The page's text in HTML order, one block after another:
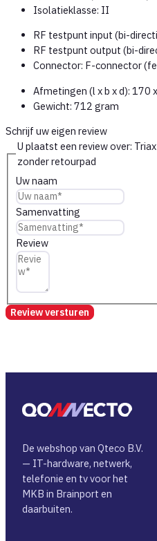
Isolatieklasse: II
RF testpunt input (bi-
RF testpunt output (bi-
Connector: F-connector
Afmetingen (l x b x d): 170
Gewicht: 712 gram
Schrijf uw eigen review
U plaatst een review over:
zonder retourpad
Uw naam
Samenvatting
Review
Review versturen
De webshop van Qteco B.V.
— IT-hardware, netwerk,
telefonie en tv voor het
MKB in Brainport en
daarbuiten.